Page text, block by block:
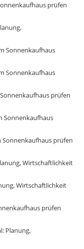
prüfen
Sonnenkaufhaus
Sonnenkaufhaus
prüfen
Sonnenkaufhaus
prüfen
Wirtschaftlichkeit
Wirtschaftlichkeit
prüfen
Planung,